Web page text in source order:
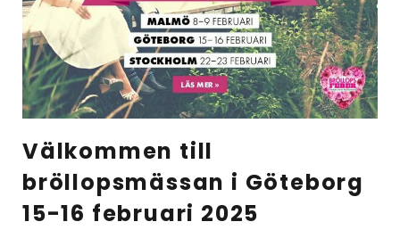
Välkommen till
bröllopsmässan i Göteborg
15-16 februari 2025